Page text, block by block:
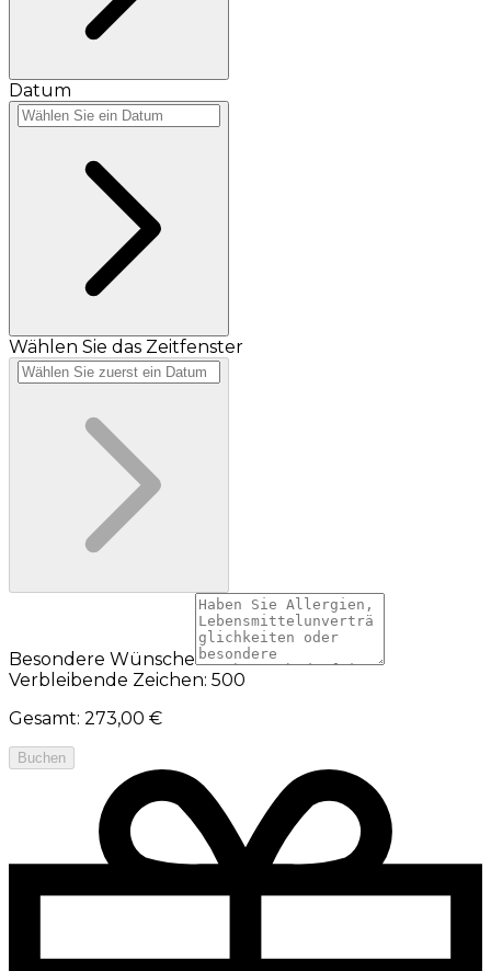
Datum
Wählen Sie das Zeitfenster
Besondere Wünsche
Verbleibende Zeichen: 500
Gesamt: 273,00 €
Buchen